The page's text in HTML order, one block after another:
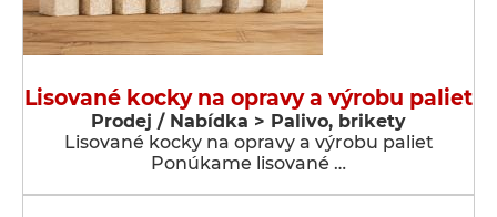
Lisované kocky na opravy a výrobu paliet
Prodej / Nabídka > Palivo, brikety
Lisované kocky na opravy a výrobu paliet
Ponúkame lisované …